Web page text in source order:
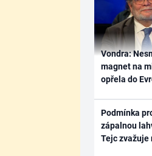
Vondra:
magnet na
opřela do
Podmínka
zápalnou
Tejc zvažuje